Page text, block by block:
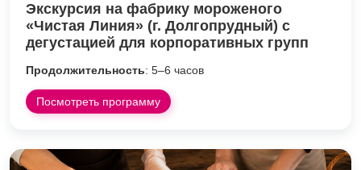
Экскурсия на фабрику мороженого
«Чистая Линия» (г. Долгопрудный) с
дегустацией для корпоративных групп
Продолжительность: 5–6 часов
Посмотреть программу